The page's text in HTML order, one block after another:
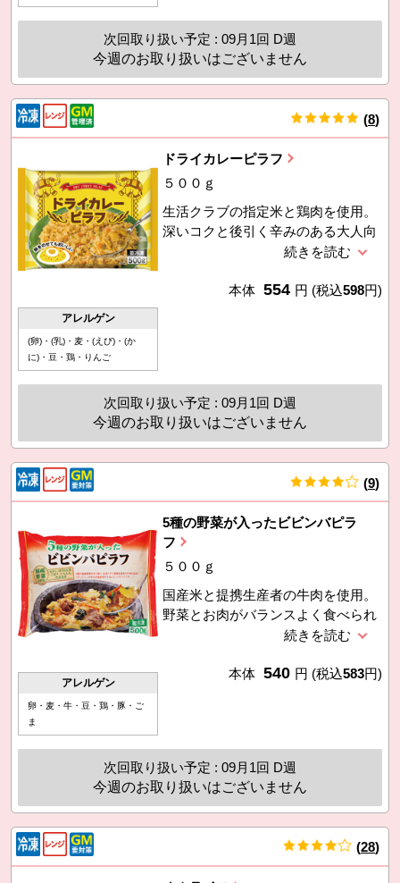
次回取り扱い予定 : 09月1回 D週
今週のお取り扱いはございません
(8)
アレルゲン
(卵)・(乳)・麦・(えび)・(か
に)・豆・鶏・りんご
ドライカレーピラフ
５００ｇ
生活クラブの指定米と鶏肉を使用。
深いコクと後引く辛みのある大人向
けのスパイシーな味です。野菜も国
して、フライパンで炒めるか、電子
本体 554 円 (税込598円)
次回取り扱い予定 : 09月1回 D週
今週のお取り扱いはございません
(9)
アレルゲン
卵・麦・牛・豆・鶏・豚・ご
ま
5種の野菜が入ったビビンバピラ
フ
５００ｇ
国産米と提携生産者の牛肉を使用。
野菜とお肉がバランスよく食べられ
ます。炒めるとよりごま油の香りが
本体 540 円 (税込583円)
次回取り扱い予定 : 09月1回 D週
今週のお取り扱いはございません
(28)